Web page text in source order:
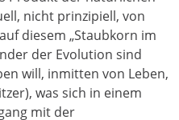
nicht prinzipiell, von
diesem „Staubkorn im
der Evolution sind
will, inmitten von Leben,
was sich in einem
mit der